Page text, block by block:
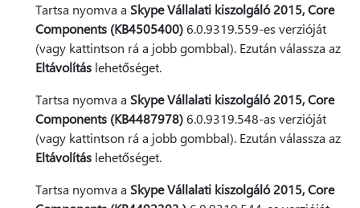
Tartsa nyomva a Skype Vállalati kiszolgáló 2015, Core
Components (KB4505400) 6.0.9319.559-es verzióját
(vagy kattintson rá a jobb gombbal). Ezután válassza az
Eltávolítás lehetőséget.
Tartsa nyomva a Skype Vállalati kiszolgáló 2015, Core
Components (KB4487978) 6.0.9319.548-as verzióját
(vagy kattintson rá a jobb gombbal). Ezután válassza az
Eltávolítás lehetőséget.
Tartsa nyomva a Skype Vállalati kiszolgáló 2015, Core